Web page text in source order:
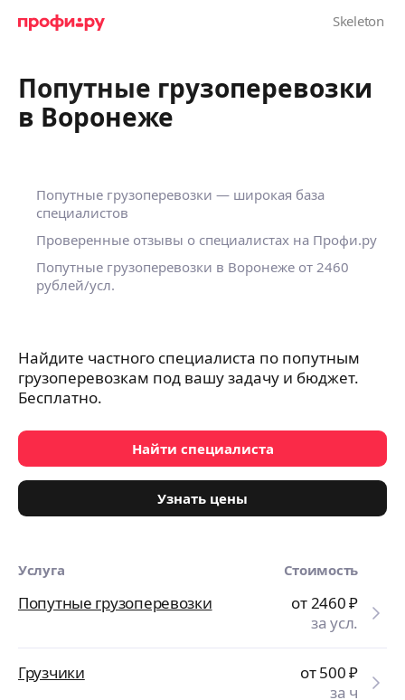
Попутные грузоперевозки
в Воронеже
Попутные грузоперевозки — широкая база
специалистов
Проверенные отзывы о специалистах на Профи.ру
Попутные грузоперевозки в Воронеже от 2460
рублей/усл.
Найдите частного специалиста по попутным
грузоперевозкам под вашу задачу и бюджет.
Бесплатно.
Найти специалиста
Узнать цены
Услуга Стоимость
Попутные грузоперевозки от 2460₽
за усл.
Грузчики от 500₽
за ч